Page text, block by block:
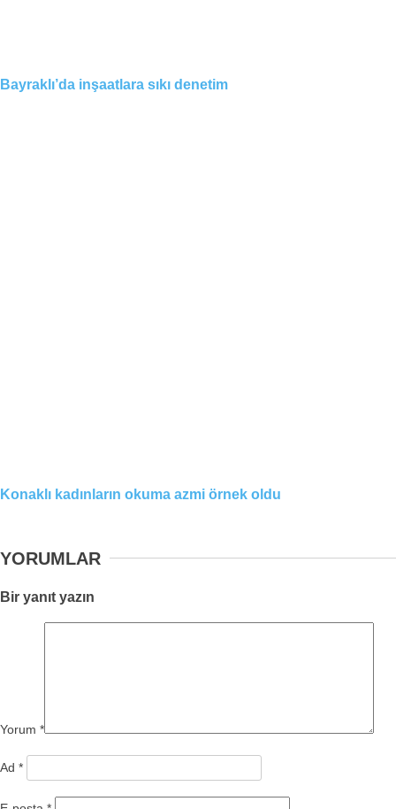
Bayraklı’da inşaatlara sıkı denetim
Konaklı kadınların okuma azmi örnek oldu
YORUMLAR
Bir yanıt yazın
Yorum *
Ad *